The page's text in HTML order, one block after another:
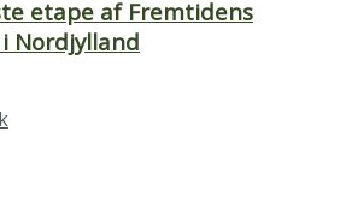
etape af Fremtidens
Nordjylland